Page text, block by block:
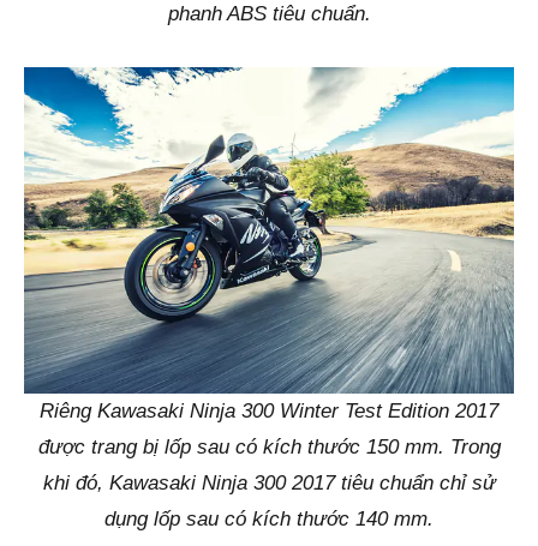
phanh ABS tiêu chuẩn.
Riêng Kawasaki Ninja 300 Winter Test Edition 2017
được trang bị lốp sau có kích thước 150 mm. Trong
khi đó, Kawasaki Ninja 300 2017 tiêu chuẩn chỉ sử
dụng lốp sau có kích thước 140 mm.